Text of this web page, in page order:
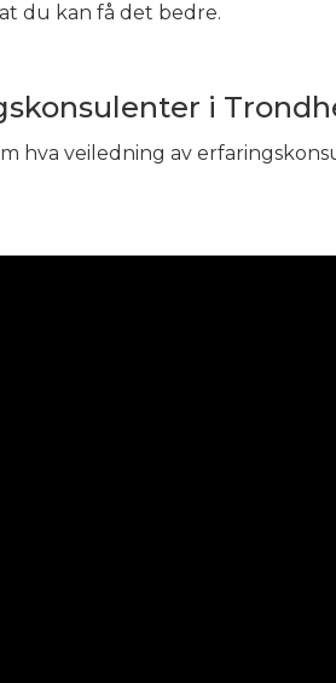
du kan få det bedre.
i
hva veiledning av